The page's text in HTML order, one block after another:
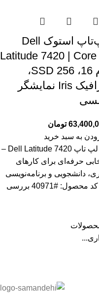
لپ‌تاپ استوک Dell
Latitude 7420 | Core
رم 16، SSD 256،
گرافیک Iris نمایشگر
تومان
به سبد خرید
🔥 لپ تاپ Dell Latitude 7420 –
حرفه‌ای برای کارهای
دانشجویی و برنامه‌نویسی
محصول: #40971 بررسی